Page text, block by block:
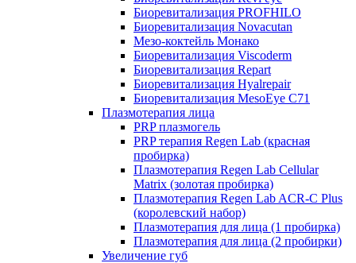
Биоревитализация PROFHILO
Биоревитализация Novacutan
Мезо-коктейль Монако
Биоревитализация Viscoderm
Биоревитализация Repart
Биоревитализация Hyalrepair
Биоревитализация MesoEye C71
Плазмотерапия лица
PRP плазмогель
PRP терапия Regen Lab (красная
пробирка)
Плазмотерапия Regen Lab Cellular
Matrix (золотая пробирка)
Плазмотерапия Regen Lab ACR-C Plus
(королевский набор)
Плазмотерапия для лица (1 пробирка)
Плазмотерапия для лица (2 пробирки)
Увеличение губ